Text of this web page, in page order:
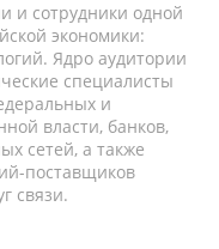
и сотрудники одной
экономики:
Ядро аудитории
специалисты
и
власти, банков,
сетей, а также
поставщиков
связи.